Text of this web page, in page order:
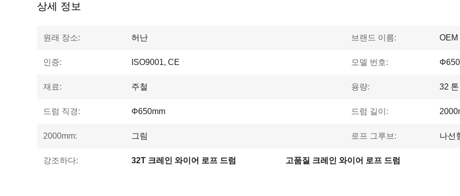
상세 정보
원래 장소: 허난 브랜드 이름: OEM
인증: ISO9001, CE 모델 번호:
재료: 주철 용량: 32 톤
드럼 직경: Φ650mm 드럼 길이:
2000mm: 그림 로프 그루브: 나선
강조하다: 32T 크레인 와이어 로프 드럼 고품질 크레인 와이어 로프 드럼